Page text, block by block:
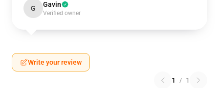
G Gavin
Verified owner
Write your review
1 / 1